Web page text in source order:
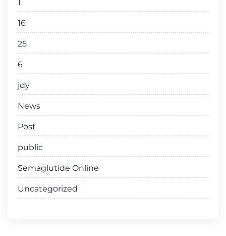
1
16
25
6
jdy
News
Post
public
Semaglutide Online
Uncategorized